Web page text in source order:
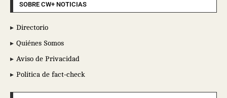
SOBRE CW+ NOTICIAS
Directorio
Quiénes Somos
Aviso de Privacidad
Política de fact-check